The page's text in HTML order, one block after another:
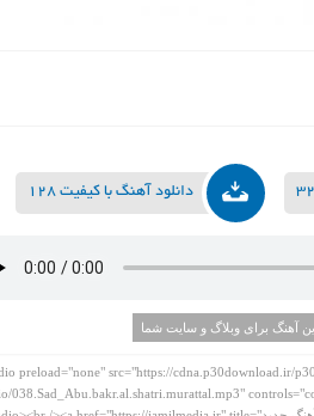
دانلود آهنگ با کیفیت 128
آهنگ برای وبلاگ و سایت شما